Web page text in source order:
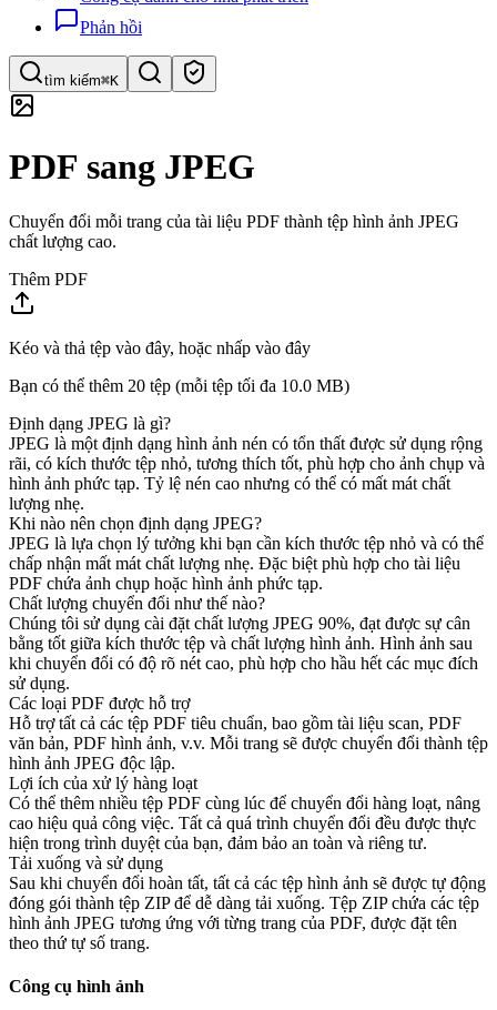
Phản hồi
tìm kiếm⌘K
Tìm kiếm nhanh công cụ
PDF sang JPEG
Chuyển đổi mỗi trang của tài liệu PDF thành tệp hình ảnh JPEG
chất lượng cao.
Thêm PDF
Kéo và thả tệp vào đây, hoặc nhấp vào đây
Bạn có thể thêm 20 tệp (mỗi tệp tối đa 10.0 MB)
Định dạng JPEG là gì?
JPEG là một định dạng hình ảnh nén có tổn thất được sử dụng rộng
rãi, có kích thước tệp nhỏ, tương thích tốt, phù hợp cho ảnh chụp và
hình ảnh phức tạp. Tỷ lệ nén cao nhưng có thể có mất mát chất
lượng nhẹ.
Khi nào nên chọn định dạng JPEG?
JPEG là lựa chọn lý tưởng khi bạn cần kích thước tệp nhỏ và có thể
chấp nhận mất mát chất lượng nhẹ. Đặc biệt phù hợp cho tài liệu
PDF chứa ảnh chụp hoặc hình ảnh phức tạp.
Chất lượng chuyển đổi như thế nào?
Chúng tôi sử dụng cài đặt chất lượng JPEG 90%, đạt được sự cân
bằng tốt giữa kích thước tệp và chất lượng hình ảnh. Hình ảnh sau
khi chuyển đổi có độ rõ nét cao, phù hợp cho hầu hết các mục đích
sử dụng.
Các loại PDF được hỗ trợ
Hỗ trợ tất cả các tệp PDF tiêu chuẩn, bao gồm tài liệu scan, PDF
văn bản, PDF hình ảnh, v.v. Mỗi trang sẽ được chuyển đổi thành tệp
hình ảnh JPEG độc lập.
Lợi ích của xử lý hàng loạt
Có thể thêm nhiều tệp PDF cùng lúc để chuyển đổi hàng loạt, nâng
cao hiệu quả công việc. Tất cả quá trình chuyển đổi đều được thực
hiện trong trình duyệt của bạn, đảm bảo an toàn và riêng tư.
Tải xuống và sử dụng
Sau khi chuyển đổi hoàn tất, tất cả các tệp hình ảnh sẽ được tự động
đóng gói thành tệp ZIP để dễ dàng tải xuống. Tệp ZIP chứa các tệp
hình ảnh JPEG tương ứng với từng trang của PDF, được đặt tên
theo thứ tự số trang.
Công cụ hình ảnh